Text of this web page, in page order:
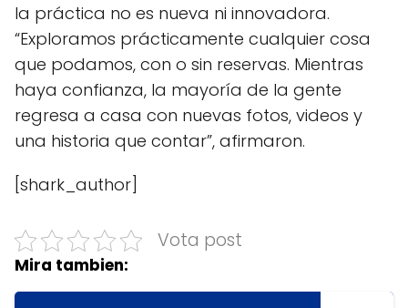
la práctica no es nueva ni innovadora.
“Exploramos prácticamente cualquier cosa
que podamos, con o sin reservas. Mientras
haya confianza, la mayoría de la gente
regresa a casa con nuevas fotos, videos y
una historia que contar”, afirmaron.
[shark_author]
Vota post
Mira tambien: